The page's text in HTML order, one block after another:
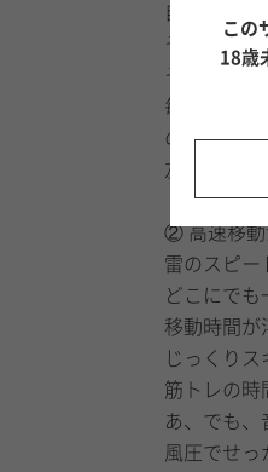
自分で発電
それだけで
そしたら、
毎日好きな
のんびり暮
友達には「
② 高速移動
雷のスピー
どこにでも
移動時間が
じっくりス
筋トレの時
あ、でも、
風圧でせっ
この
18歳